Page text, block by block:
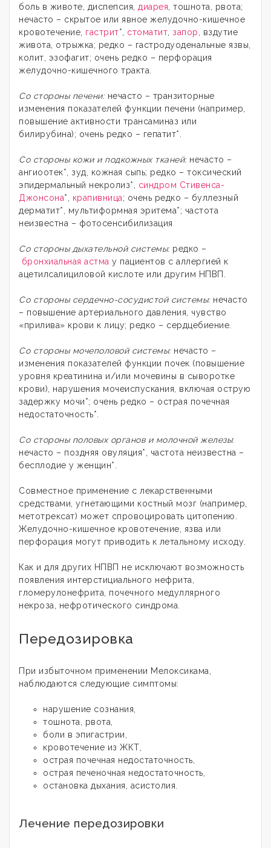
боль в животе, диспепсия, диарея , тошнота, рвота;
нечасто – скрытое или явное желудочно-кишечное
кровотечение, гастрит*, стоматит запор , вздутие
живота, отрыжка; редко – гастродуоденальные язвы,
колит, эзофагит; очень редко – перфорация
желудочно-кишечного тракта.
Со стороны печени:нечасто – транзиторные
изменения показателей функции печени (например,
повышение активности трансаминаз или
билирубина); очень редко – гепатит*.
Со стороны кожи и подкожных тканей:нечасто –
ангиоотек*, зуд, кожная сыпь; редко – токсический
эпидермальный некролиз*, синдром Стивенса-
Джонсона*, крапивница; очень редко – буллезный
дерматит*, мультиформная эритема*; частота
неизвестна – фотосенсибилизация
Со стороны дыхательной системы:редко –
бронхиальная астма у пациентов с аллергией к
ацетилсалициловой кислоте или другим НПВП.
Со стороны сердечно-сосудистой системы: нечасто
– повышение артериального давления, чувство
«прилива» крови к лицу; редко – сердцебиение.
Со стороны мочеполовой системы:нечасто –
изменения показателей функции почек (повышение
уровня креатинина и/или мочевины в сыворотке
крови), нарушения мочеиспускания, включая острую
задержку мочи*; очень редко – острая почечная
недостаточность*.
Со стороны половых органов и молочной железы:
нечасто – поздняя овуляция*, частота неизвестна –
бесплодие у женщин*.
Совместное применение с лекарственными
средствами, угнетающими костный мозг (например,
метотрексат) может спровоцировать цитопению.
Желудочно-кишечное кровотечение, язва или
перфорация могут приводить к летальному исходу.
Как и для других НПВП не исключают возможность
появления интерстициального нефрита,
гломерулонефрита, почечного медуллярного
некроза, нефротического синдрома.
Передозировка
При избыточном применении Мелоксикама,
наблюдаются следующие симптомы:
нарушение сознания,
тошнота, рвота,
боли в эпигастрии,
кровотечение из ЖКТ,
острая почечная недостаточность,
острая печеночная недостаточность,
остановка дыхания, асистолия.
Лечение передозировки